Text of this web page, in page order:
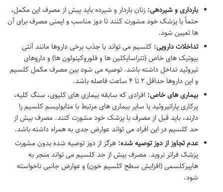
بارداری و شیردهی: زنان باردار و شیرده باید پیش از مصرف این مکمل،
حتماً با پزشک خود مشورت کنند تا دوز مناسب و ایمنی مصرف برای آن
ها تعیین شود.
تداخلات دارویی: کلسیم می تواند با جذب برخی داروها مانند آنتی
بیوتیک های خاص (تتراسایکلین ها و فلوروکینولون ها) و داروهای
تیروئید تداخل داشته باشد. توصیه می شود بین مصرف مکمل کلسیم
و این داروها حداقل ۲ تا ۴ ساعت فاصله باشد.
بیماری های خاص: افرادی که سابقه بیماری های کلیوی، سنگ کلیه،
پرکاری پاراتیروئید یا سایر بیماری های مرتبط با متابولیسم کلسیم را
دارند، باید قبل از مصرف با پزشک خود مشورت کنند. مصرف بیش از
حد کلسیم در این افراد می تواند عوارض جدی به همراه داشته باشد.
عدم تجاوز از دوز توصیه شده: هرگز از دوز توصیه شده بدون مشورت
پزشک فراتر نروید. مصرف بیش از حد کلسیم می تواند منجر به
هایپرکلسمی (افزایش سطح کلسیم خون) و عوارض جانبی ناخواسته
شود.